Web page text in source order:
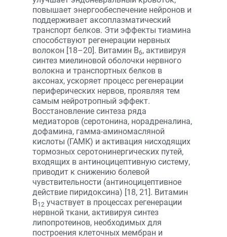
повышает энергообеспечение нейронов и
поддерживает аксоплазматический
транспорт белков. Эти эффекты тиамина
способствуют регенерации нервных
волокон [18–20]. Витамин B6, активируя
синтез миелиновой оболочки нервного
волокна и транспортных белков в
аксонах, ускоряет процесс регенерации
периферических нервов, проявляя тем
самым нейротропный эффект.
Восстановление синтеза ряда
медиаторов (серотонина, норадреналина,
дофамина, гамма-аминомасляной
кислоты (ГАМК) и активация нисходящих
тормозных серотонинергических путей,
входящих в антиноцицептивную систему,
приводит к снижению болевой
чувствительности (антиноцицептивное
действие пиридоксина) [18, 21]. Витамин
B12 участвует в процессах регенерации
нервной ткани, активируя синтез
липопротеинов, необходимых для
построения клеточных мембран и